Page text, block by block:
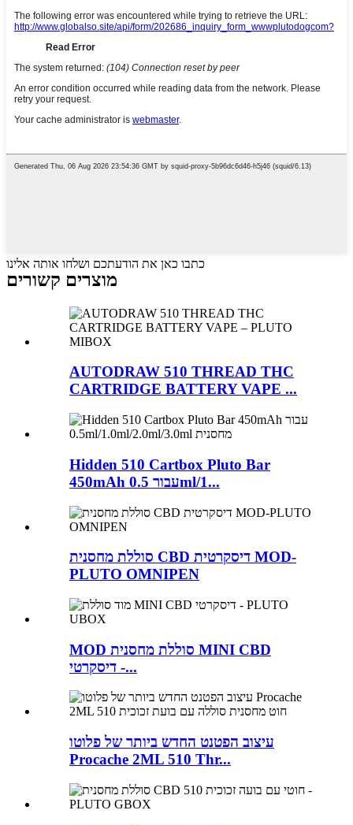
כתבו כאן את הודעתכם ושלחו אותה אלינו
מוצרים קשורים
AUTODRAW 510 THREAD THC
CARTRIDGE BATTERY VAPE ...
Hidden 510 Cartbox Pluto Bar
450mAh עבור 0.5ml/1...
סוללת מחסנית CBD דיסקרטית MOD-
PLUTO OMNIPEN
MOD סוללת מחסנית MINI CBD
דיסקרטי -...
עיצוב הפטנט החדש ביותר של פלוטו
Procache 2ML 510 Thr...